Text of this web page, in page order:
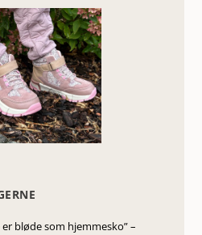
er bløde som hjemmesko” –